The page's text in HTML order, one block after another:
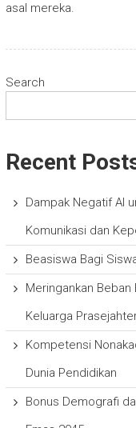
asal mereka.
Search
Recent
Dampak Negatif AI
Komunikasi dan
Beasiswa Bagi
Meringankan Beban
Keluarga
Kompetensi
Dunia Pendidikan
Bonus Demografi